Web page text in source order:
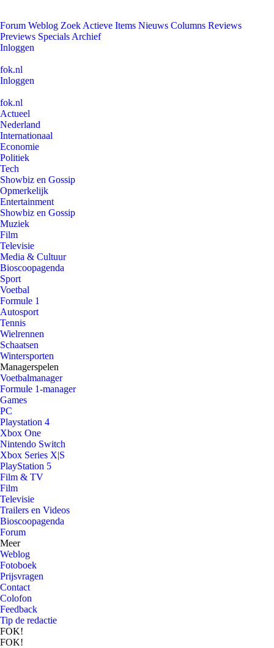
Forum Weblog Zoek Actieve Items Nieuws Columns Reviews
Previews Specials Archief
Inloggen
fok.nl
Inloggen
fok.nl
Actueel
Nederland
Internationaal
Economie
Politiek
Tech
Showbiz en Gossip
Opmerkelijk
Entertainment
Showbiz en Gossip
Muziek
Film
Televisie
Media & Cultuur
Bioscoopagenda
Sport
Voetbal
Formule 1
Autosport
Tennis
Wielrennen
Schaatsen
Wintersporten
Managerspelen
Voetbalmanager
Formule 1-manager
Games
PC
Playstation 4
Xbox One
Nintendo Switch
Xbox Series X|S
PlayStation 5
Film & TV
Film
Televisie
Trailers en Videos
Bioscoopagenda
Forum
Meer
Weblog
Fotoboek
Prijsvragen
Contact
Colofon
Feedback
Tip de redactie
FOK!
FOK!